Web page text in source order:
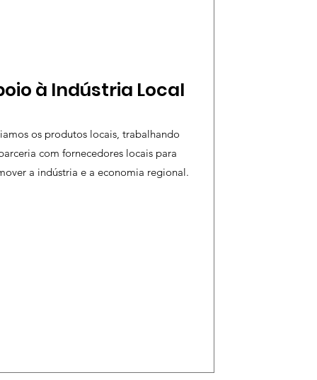
à Indústria Local
os produtos locais, trabalhando
com fornecedores locais para
a indústria e a economia regional.